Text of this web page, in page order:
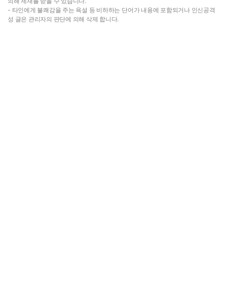
- 타인에게 불쾌감을 주는 욕설 등 비하하는 단어가 내용에 포함되거나 인신공격
성 글은 관리자의 판단에 의해 삭제 합니다.